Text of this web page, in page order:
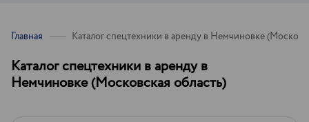
Главная Каталог спецтехники в аренду в Немчиновке
Каталог спецтехники в аренду в
Немчиновке (Московская область)